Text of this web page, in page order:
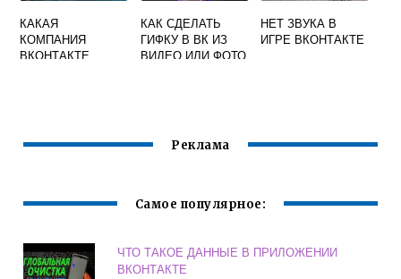
КАКАЯ
КОМПАНИЯ
ВКОНТАКТЕ
КАК СДЕЛАТЬ
ГИФКУ В ВК ИЗ
ВИДЕО ИЛИ ФОТО
НЕТ ЗВУКА В
ИГРЕ ВКОНТАКТЕ
Реклама
Самое популярное:
ЧТО ТАКОЕ ДАННЫЕ В ПРИЛОЖЕНИИ
ВКОНТАКТЕ